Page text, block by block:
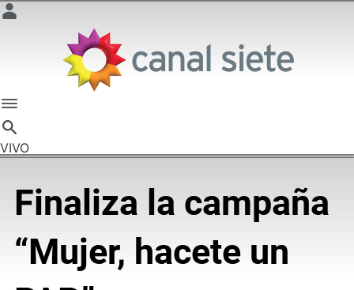
VIVO
Finaliza la campaña
“Mujer, hacete un